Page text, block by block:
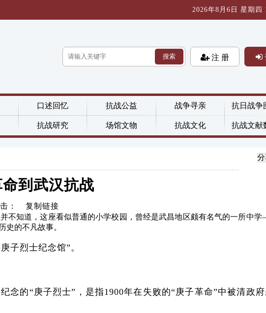
2026年8月6日 星期四
搜索 注 册
口述回忆 抗战公益 战争寻亲 抗日战争
抗战研究 场馆文物 抗战文化 抗战文献
到武汉抗战
：
复制链接
知道，这座看似普通的小学校园，曾经是武昌地区颇有名气的一所中
史的不凡故事。
子烈士纪念馆”。
的“庚子烈士”，是指1900年在失败的“庚子革命”中被清政